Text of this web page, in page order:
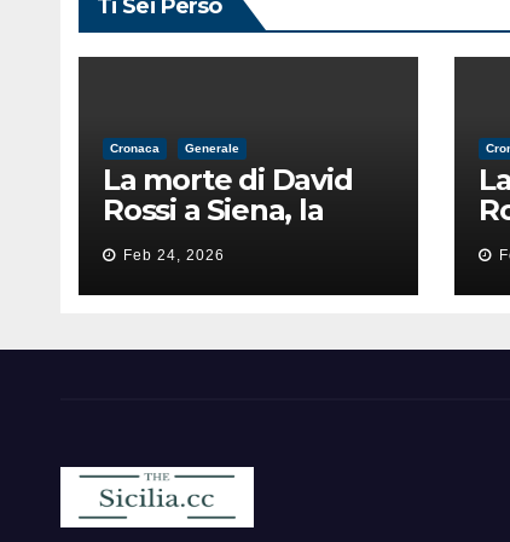
Ti Sei Perso
Cronaca Generale
La morte di David
Rossi a Siena, la
perizia lancia la
pista di
un’intimidazione
Feb 24, 2026